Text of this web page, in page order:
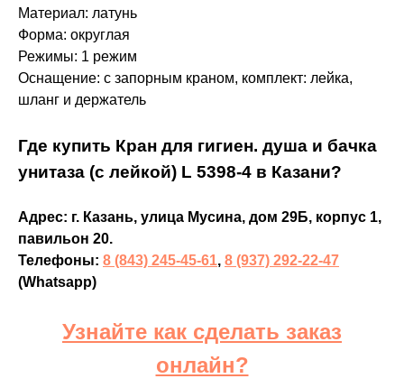
Материал: латунь
Форма: округлая
Режимы: 1 режим
Оснащение: с запорным краном, комплект: лейка,
шланг и держатель
Где купить Кран для гигиен. душа и бачка
унитаза (с лейкой) L 5398-4 в Казани?
Адрес: г. Казань, улица Мусина, дом 29Б, корпус 1,
павильон 20.
Телефоны: 8 (843) 245-45-61, 8 (937) 292-22-47
(Whatsapp)
Узнайте как сделать заказ
онлайн?